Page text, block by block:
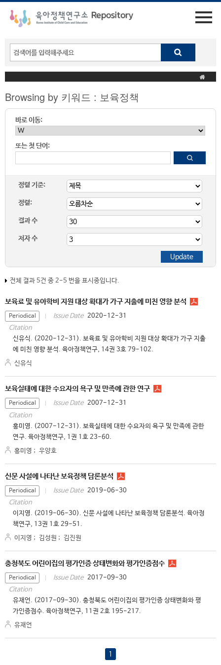
Browsing by 키워드 : 보육정책
바로 이동:
또는 첫 단어:
정렬 기준:
정렬:
결과 수
저자 수
전체 결과 5건 중 2-5 번을 표시중입니다.
보육료 및 유아학비 지원 대상 확대가 가구 지출에 미친 영향 분석
Periodical Issue Date 2020-12-31
Citation
신유식. (2020-12-31). 보육료 및 유아학비 지원 대상 확대가 가구 지출
에 미친 영향 분석. 육아정책연구, 14권 3호 79-102.
신유식
보육실태에 대한 수요자의 욕구 및 만족에 관한 연구
Periodical Issue Date 2007-12-31
Citation
홍미영. (2007-12-31). 보육실태에 대한 수요자의 욕구 및 만족에 관한
연구. 육아정책연구, 1권 1호 23-60.
홍미영 ; 우양호
신문 사설에 나타난 보육정책 담론분석
Periodical Issue Date 2019-06-30
Citation
이지영. (2019-06-30). 신문 사설에 나타난 보육정책 담론분석. 육아정
책연구, 13권 1호 29-51.
이지영 ; 김성원 ; 김진원
충청북도 어린이집의 평가인증 상태변화와 평가인증점수
Periodical Issue Date 2017-09-30
Citation
유재언. (2017-09-30). 충청북도 어린이집의 평가인증 상태변화와 평
가인증점수. 육아정책연구, 11권 2호 195-217.
유재언
1